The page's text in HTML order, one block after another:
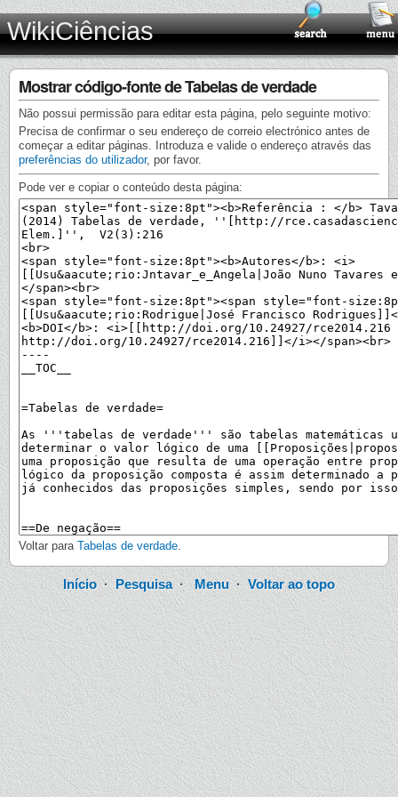
WikiCiências
Mostrar código-fonte de Tabelas de verdade
Não possui permissão para editar esta página, pelo seguinte motivo:
Precisa de confirmar o seu endereço de correio electrónico antes de
começar a editar páginas. Introduza e valide o endereço através das
preferências do utilizador, por favor.
Pode ver e copiar o conteúdo desta página:
Voltar para Tabelas de verdade.
Início·Pesquisa·Menu· Voltar ao topo